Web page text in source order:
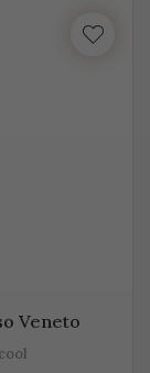
Veneto